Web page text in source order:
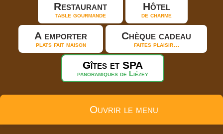
Restaurant
table gourmande
Hôtel
de charme
A emporter
plats fait maison
Chèque cadeau
faites plaisir...
Gîtes et SPA
panoramiques de Liézey
Ouvrir le menu